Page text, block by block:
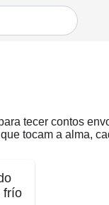
tecer contos
tocam a alma,
frío